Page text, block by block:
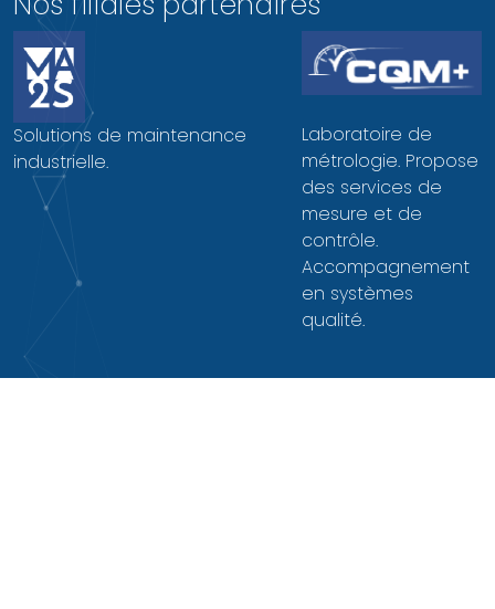
Solutions de maintenance
industrielle.
Laboratoire de
métrologie. Propose
des services de
mesure et de
contrôle.
Accompagnement
en systèmes
qualité.